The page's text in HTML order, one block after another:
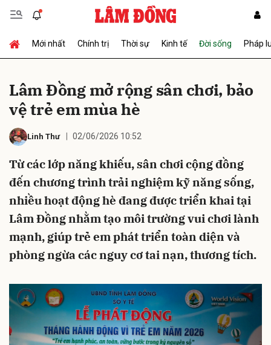
Mới nhất Chính trị Thời sự Kinh tế Đời sống Pháp
Lâm Đồng mở rộng sân chơi, bảo
vệ trẻ em mùa hè
Linh Thư 02/06/2026 10:52
Từ các lớp năng khiếu, sân chơi cộng đồng
đến chương trình trải nghiệm kỹ năng sống,
nhiều hoạt động hè đang được triển khai tại
Lâm Đồng nhằm tạo môi trường vui chơi lành
mạnh, giúp trẻ em phát triển toàn diện và
phòng ngừa các nguy cơ tai nạn, thương tích.
Gửi bình luận
Hủy Gửi